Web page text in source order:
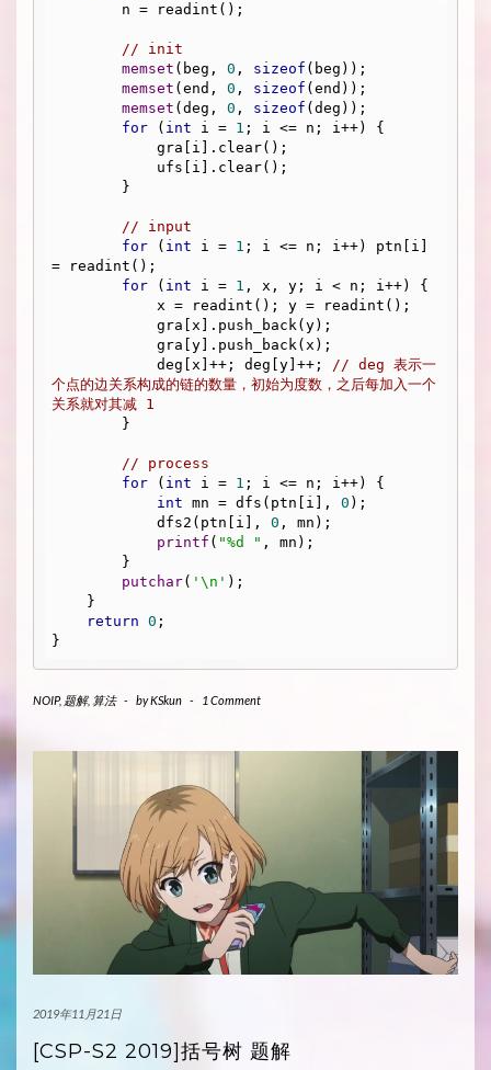
// init
memset (beg, 0 , sizeof (beg));
memset (end, 0 , sizeof (end));
memset (deg, 0 , sizeof (deg));
for ( int i = 1 ; i <= n; i++) {
// input
for ( int i = 1 ; i <= n; i++) ptn[i]
= readint();
for ( int i = 1 , x, y; i < n; i++) {
            deg[x]++; deg[y]++;
// deg 表示一
个点的边关系构成的链的数量，初始为度数，之后每加入一个
关系就对其减 1
// process
for ( int i = 1 ; i <= n; i++) {
int mn = dfs(ptn[i], 0 );
            dfs2(ptn[i],
0 , mn);
printf ( "%d " , mn);
putchar( '\n' );
return 0 ;
}
NOIP, 题解, 算法 - byKSkun - 1 Comment
2019年11月21日
[CSP-S2 2019]括号树 题解